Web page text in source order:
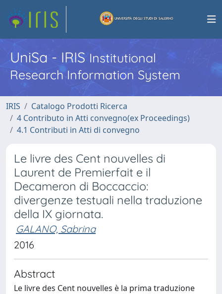
UniSa - IRISInstitutional
Research Information System
IRIS
Catalogo Prodotti Ricerca
4 Contributo in Atti convegno(ex Proceedings)
4.1 Contributi in Atti di convegno
Le livre des Cent nouvelles di
Laurent de Premierfait e il
Decameron di Boccaccio:
divergenze testuali nella traduzione
della IX giornata.
GALANO, Sabrina
2016
Abstract
Le livre des Cent nouvelles è la prima traduzione